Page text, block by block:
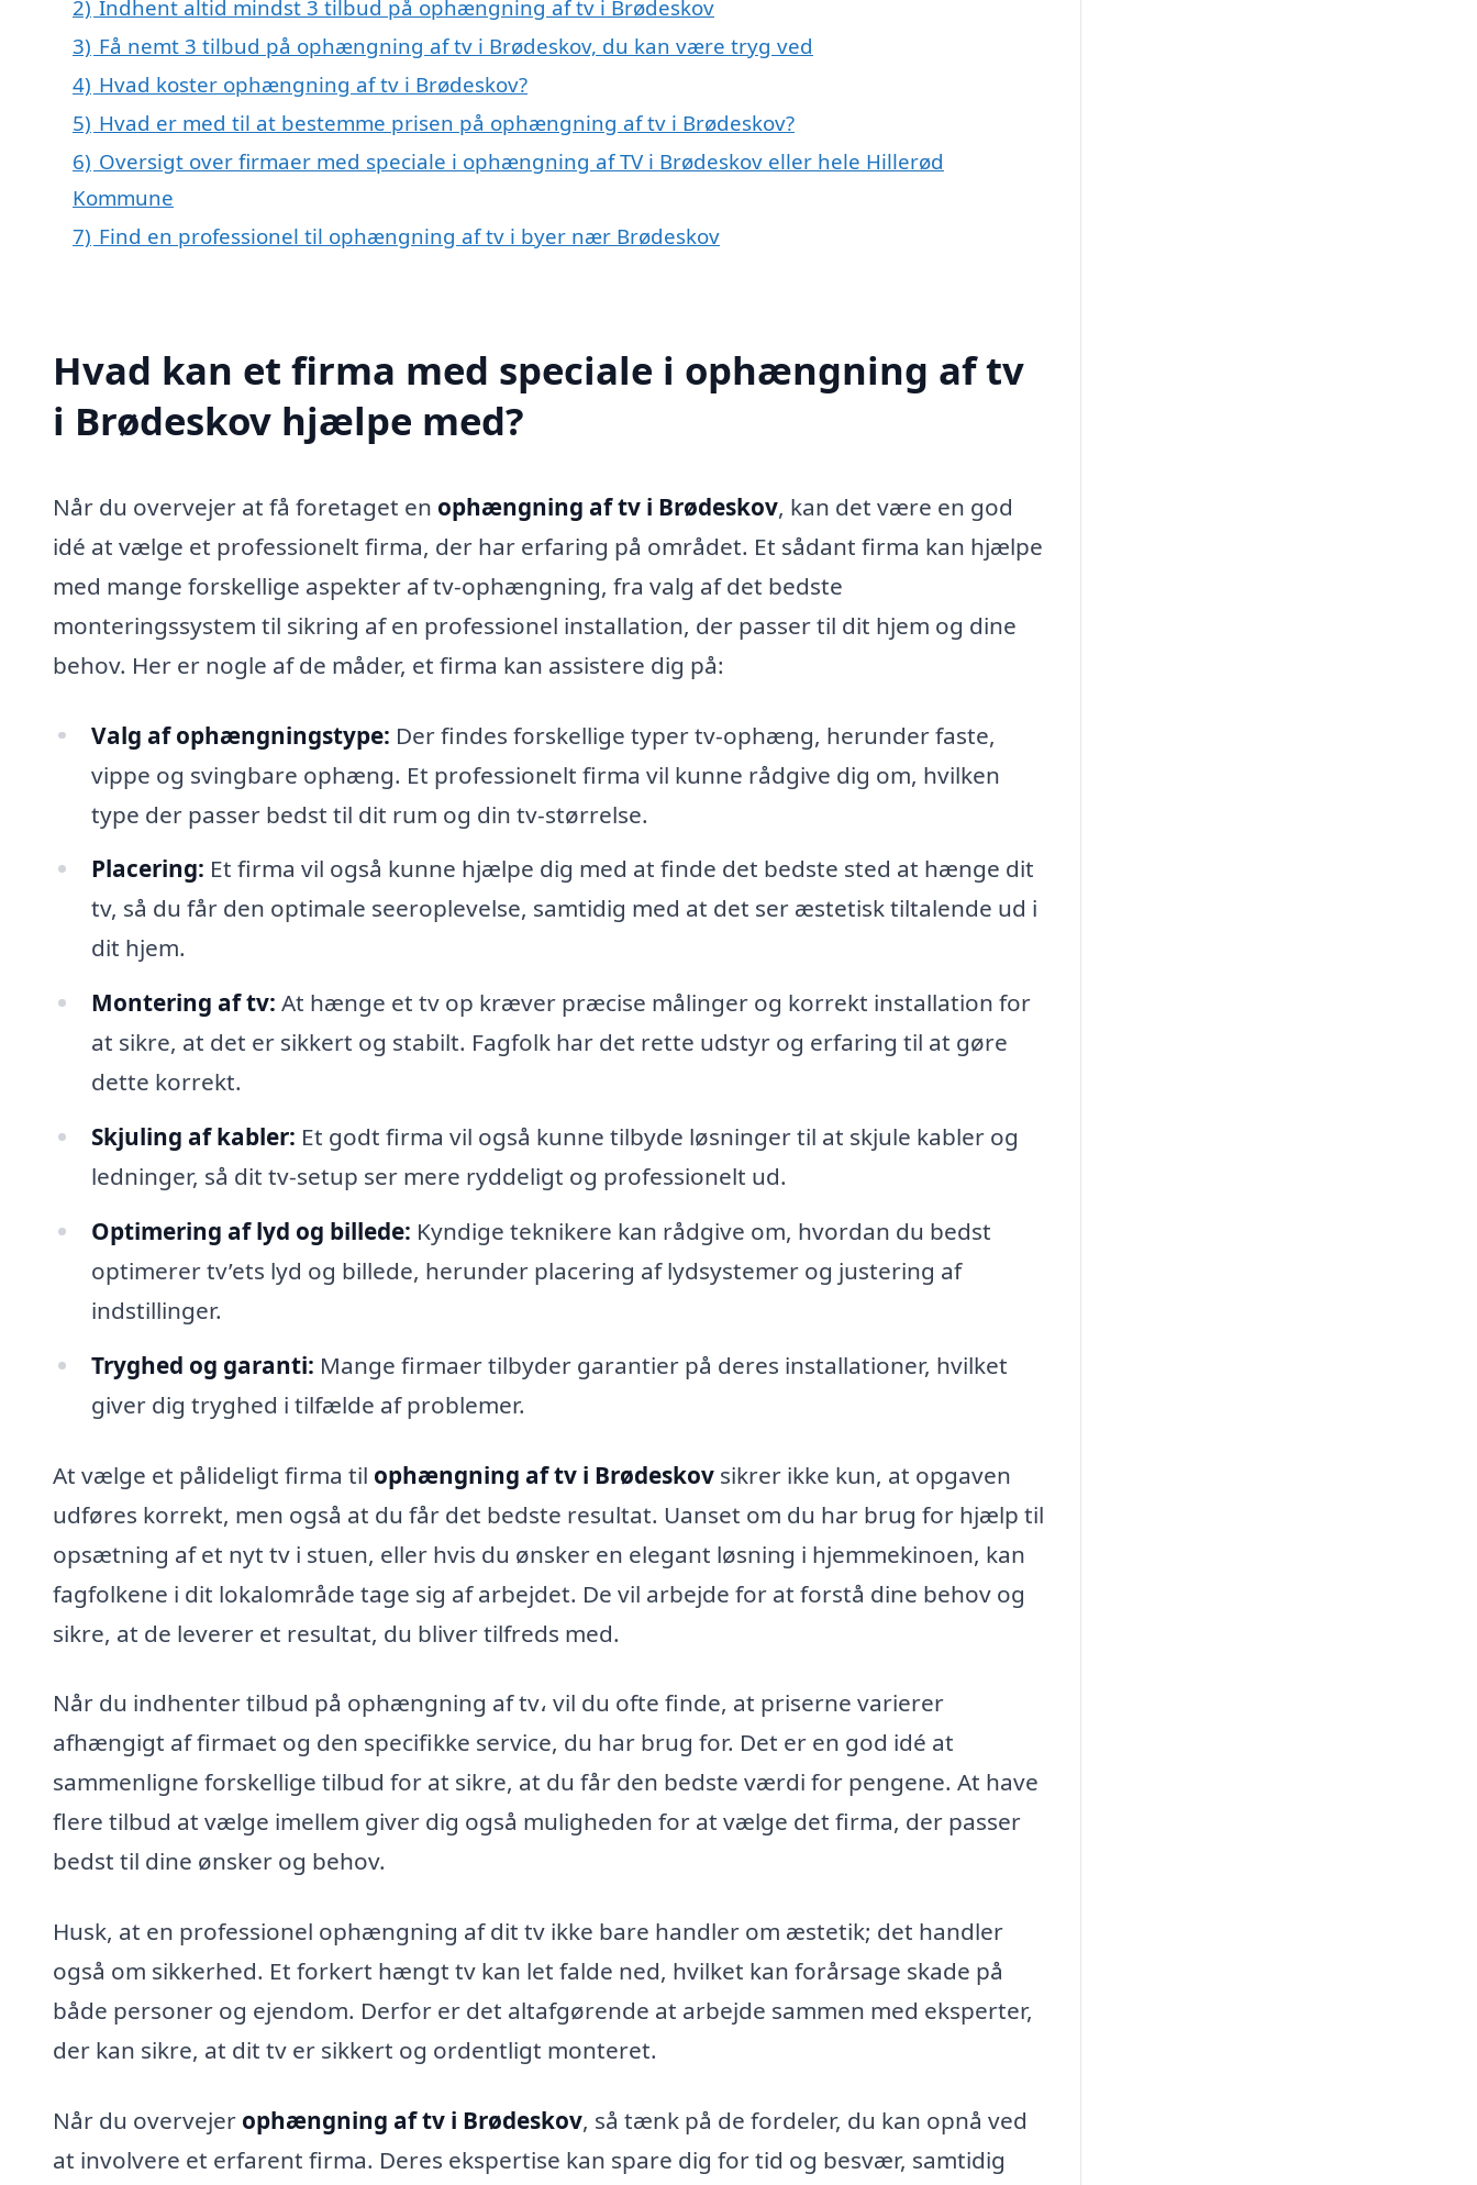
2) Indhent altid mindst 3 tilbud på ophængning af tv i Brødeskov
3) Få nemt 3 tilbud på ophængning af tv i Brødeskov, du kan være tryg ved
4) Hvad koster ophængning af tv i Brødeskov?
5) Hvad er med til at bestemme prisen på ophængning af tv i Brødeskov?
6) Oversigt over firmaer med speciale i ophængning af TV i Brødeskov eller hele Hillerød
Kommune
7) Find en professionel til ophængning af tv i byer nær Brødeskov
Hvad kan et firma med speciale i ophængning af tv
i Brødeskov hjælpe med?
Når du overvejer at få foretaget en ophængning af tv i Brødeskov, kan det være en god
idé at vælge et professionelt firma, der har erfaring på området. Et sådant firma kan hjælpe
med mange forskellige aspekter af tv-ophængning, fra valg af det bedste
monteringssystem til sikring af en professionel installation, der passer til dit hjem og dine
behov. Her er nogle af de måder, et firma kan assistere dig på:
Valg af ophængningstype: Der findes forskellige typer tv-ophæng, herunder faste,
vippe og svingbare ophæng. Et professionelt firma vil kunne rådgive dig om, hvilken
type der passer bedst til dit rum og din tv-størrelse.
Placering: Et firma vil også kunne hjælpe dig med at finde det bedste sted at hænge dit
tv, så du får den optimale seeroplevelse, samtidig med at det ser æstetisk tiltalende ud i
dit hjem.
Montering af tv: At hænge et tv op kræver præcise målinger og korrekt installation for
at sikre, at det er sikkert og stabilt. Fagfolk har det rette udstyr og erfaring til at gøre
dette korrekt.
Skjuling af kabler: Et godt firma vil også kunne tilbyde løsninger til at skjule kabler og
ledninger, så dit tv-setup ser mere ryddeligt og professionelt ud.
Optimering af lyd og billede: Kyndige teknikere kan rådgive om, hvordan du bedst
optimerer tv’ets lyd og billede, herunder placering af lydsystemer og justering af
indstillinger.
Tryghed og garanti: Mange firmaer tilbyder garantier på deres installationer, hvilket
giver dig tryghed i tilfælde af problemer.
At vælge et pålideligt firma til ophængning af tv i Brødeskov sikrer ikke kun, at opgaven
udføres korrekt, men også at du får det bedste resultat. Uanset om du har brug for hjælp til
opsætning af et nyt tv i stuen, eller hvis du ønsker en elegant løsning i hjemmekinoen, kan
fagfolkene i dit lokalområde tage sig af arbejdet. De vil arbejde for at forstå dine behov og
sikre, at de leverer et resultat, du bliver tilfreds med.
Når du indhenter tilbud på ophængning af tv، vil du ofte finde, at priserne varierer
afhængigt af firmaet og den specifikke service, du har brug for. Det er en god idé at
sammenligne forskellige tilbud for at sikre, at du får den bedste værdi for pengene. At have
flere tilbud at vælge imellem giver dig også muligheden for at vælge det firma, der passer
bedst til dine ønsker og behov.
Husk, at en professionel ophængning af dit tv ikke bare handler om æstetik; det handler
også om sikkerhed. Et forkert hængt tv kan let falde ned, hvilket kan forårsage skade på
både personer og ejendom. Derfor er det altafgørende at arbejde sammen med eksperter,
der kan sikre, at dit tv er sikkert og ordentligt monteret.
Når du overvejer ophængning af tv i Brødeskov, så tænk på de fordeler, du kan opnå ved
at involvere et erfarent firma. Deres ekspertise kan spare dig for tid og besvær, samtidig